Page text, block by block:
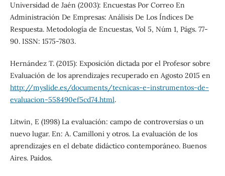
Universidad de Jaén (2003): Encuestas Por Correo En
Administración De Empresas: Análisis De Los Índices De
Respuesta. Metodología de Encuestas, Vol 5, Núm 1, Págs. 77-
90. ISSN: 1575-7803.
Hernández T. (2015): Exposición dictada por el Profesor sobre
Evaluación de los aprendizajes recuperado en Agosto 2015 en
http://myslide.es/documents/tecnicas-e-instrumentos-de-
evaluacion-558490ef5cd74.html.
Litwin, E (1998) La evaluación: campo de controversias o un
nuevo lugar. En: A. Camilloni y otros. La evaluación de los
aprendizajes en el debate didáctico contemporáneo. Buenos
Aires. Paidos.